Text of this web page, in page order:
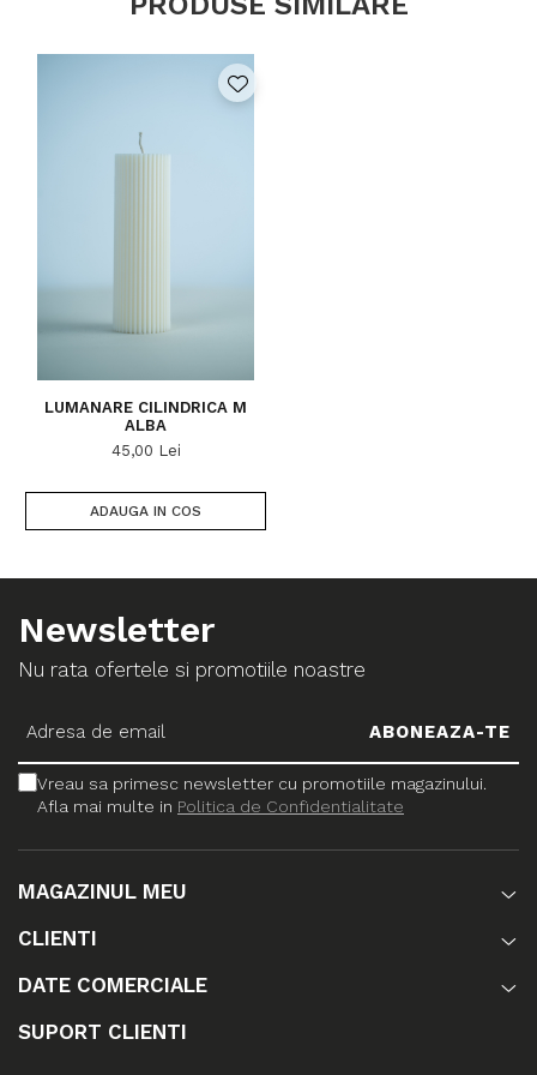
LUMANARE CILINDRICA M
ALBA
45,00 Lei
ADAUGA IN COS
Newsletter
Nu rata ofertele si promotiile noastre
Vreau sa primesc newsletter cu promotiile magazinului.
Afla mai multe in Politica de Confidentialitate
MAGAZINUL MEU
CLIENTI
DATE COMERCIALE
SUPORT CLIENTI